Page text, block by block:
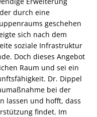
durch eine
geschehen
sich nach dem
soziale Infrastruktur
Doch dieses Angebot
Raum und sei ein
Dr. Dippel
bei der
lassen und hofft, dass
findet. Im